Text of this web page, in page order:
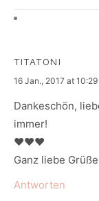
TITATONI
says:
16 Jan., 2017 at 10:29
Dankeschön,
immer!
♥♥♥
Ganz liebe
Antworten